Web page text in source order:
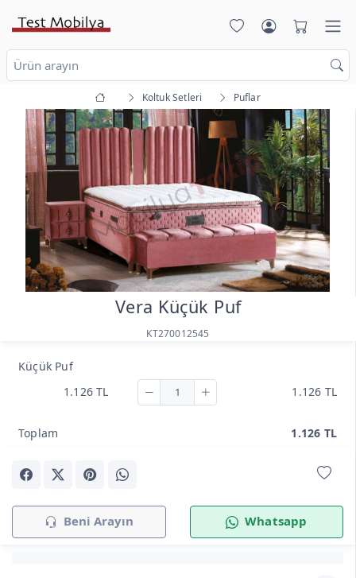
Koltuk Setleri Puflar
Vera Küçük Puf
KT270012545
Küçük Puf
1.126 TL
1.126 TL
Toplam 1.126 TL
Beni Arayın Whatsapp